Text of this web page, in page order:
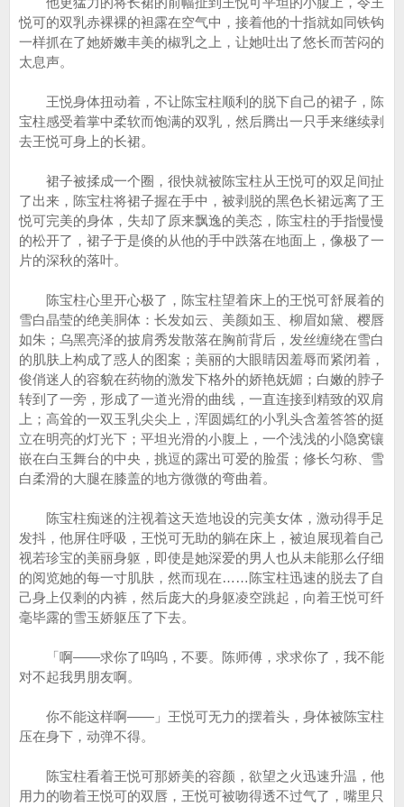
悦可的双乳赤裸裸的袒露在空气中，接着他的十指就如同铁钩
一样抓在了她娇嫩丰美的椒乳之上，让她吐出了悠长而苦闷的
太息声。
王悦身体扭动着，不让陈宝柱顺利的脱下自己的裙子，陈
宝柱感受着掌中柔软而饱满的双乳，然后腾出一只手来继续剥
去王悦可身上的长裙。
裙子被揉成一个圈，很快就被陈宝柱从王悦可的双足间扯
了出来，陈宝柱将裙子握在手中，被剥脱的黑色长裙远离了王
悦可完美的身体，失却了原来飘逸的美态，陈宝柱的手指慢慢
的松开了，裙子于是倏的从他的手中跌落在地面上，像极了一
片的深秋的落叶。
陈宝柱心里开心极了，陈宝柱望着床上的王悦可舒展着的
雪白晶莹的绝美胴体：长发如云、美颜如玉、柳眉如黛、樱唇
如朱；乌黑亮泽的披肩秀发散落在胸前背后，发丝缠绕在雪白
的肌肤上构成了惑人的图案；美丽的大眼睛因羞辱而紧闭着，
俊俏迷人的容貌在药物的激发下格外的娇艳妩媚；白嫩的脖子
转到了一旁，形成了一道光滑的曲线，一直连接到精致的双肩
上；高耸的一双玉乳尖尖上，浑圆嫣红的小乳头含羞答答的挺
立在明亮的灯光下；平坦光滑的小腹上，一个浅浅的小隐窝镶
嵌在白玉舞台的中央，挑逗的露出可爱的脸蛋；修长匀称、雪
白柔滑的大腿在膝盖的地方微微的弯曲着。
陈宝柱痴迷的注视着这天造地设的完美女体，激动得手足
发抖，他屏住呼吸，王悦可无助的躺在床上，被迫展现着自己
视若珍宝的美丽身躯，即使是她深爱的男人也从未能那么仔细
的阅览她的每一寸肌肤，然而现在……陈宝柱迅速的脱去了自
己身上仅剩的内裤，然后庞大的身躯凌空跳起，向着王悦可纤
毫毕露的雪玉娇躯压了下去。
「啊——求你了呜呜，不要。陈师傅，求求你了，我不能
对不起我男朋友啊。
你不能这样啊——」王悦可无力的摆着头，身体被陈宝柱
压在身下，动弹不得。
陈宝柱看着王悦可那娇美的容颜，欲望之火迅速升温，他
用力的吻着王悦可的双唇，王悦可被吻得透不过气了，嘴里只